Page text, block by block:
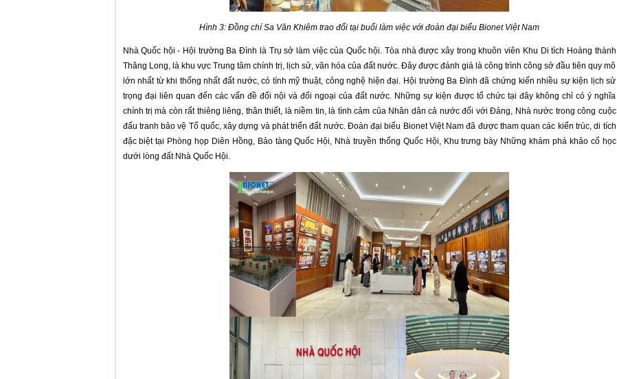
Hình 3: Đồng chí Sa Văn Khiêm trao đổi tại buổi làm việc với đoàn đại biểu Bionet Việt Nam
Nhà Quốc hội - Hội trường Ba Đình là Trụ sở làm việc của Quốc hội. Tòa nhà được xây trong khuôn viên Khu Di tích Hoàng thành
Thăng Long, là khu vực Trung tâm chính trị, lịch sử, văn hóa của đất nước. Đây được đánh giá là công trình công sở đầu tiên quy mô
lớn nhất từ khi thống nhất đất nước, có tính mỹ thuật, công nghệ hiện đại. Hội trường Ba Đình đã chứng kiến nhiều sự kiện lịch sử
trọng đại liên quan đến các vấn đề đối nội và đối ngoại của đất nước. Những sự kiện được tổ chức tại đây không chỉ có ý nghĩa
chính trị mà còn rất thiêng liêng, thân thiết, là niềm tin, là tình cảm của Nhân dân cả nước đối với Đảng, Nhà nước trong công cuộc
đấu tranh bảo vệ Tổ quốc, xây dựng và phát triển đất nước. Đoàn đại biểu Bionet Việt Nam đã được tham quan các kiến trúc, di tích
đặc biệt tại Phòng họp Diên Hồng, Bảo tàng Quốc Hội, Nhà truyền thống Quốc Hội, Khu trưng bày Những khám phá khảo cổ học
dưới lòng đất Nhà Quốc Hội.